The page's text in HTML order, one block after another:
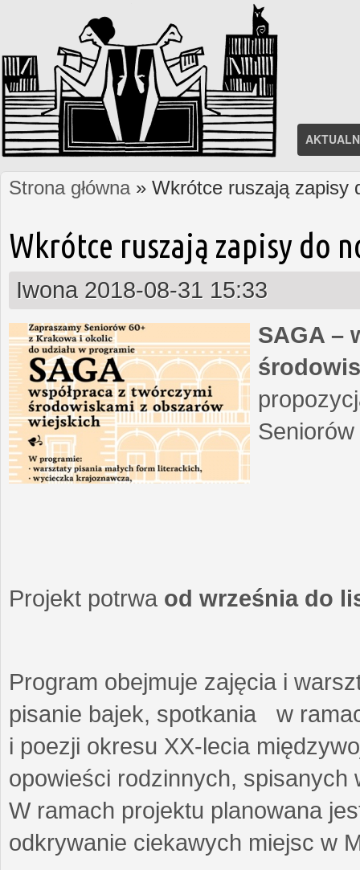
Jesteś tutaj
Strona główna» Wkrótce ruszają zapisy
Wkrótce ruszają zapisy do
Iwona 2018-08-31 15:33
SAGA –
Projekt potrwa od września do
Program obejmuje zajęcia i
pisanie bajek, spotkania w
i poezji okresu XX-lecia
opowieści rodzinnych,
W ramach projektu planowana
odkrywanie ciekawych miejsc w